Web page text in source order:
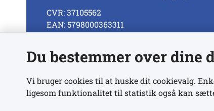
CVR: 37105562
EAN: 5798000363311
Se alle kontaktnumre
Du bestemmer over dine
Vi bruger cookies til at huske dit cookievalg.
ligesom funktionalitet til statistik også kan